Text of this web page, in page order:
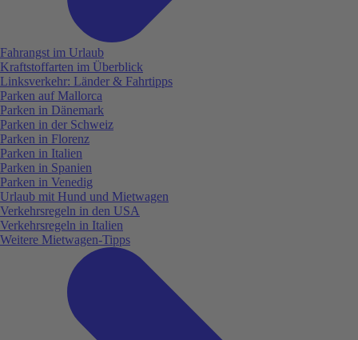
Fahrangst im Urlaub
Kraftstoffarten im Überblick
Linksverkehr: Länder & Fahrtipps
Parken auf Mallorca
Parken in Dänemark
Parken in der Schweiz
Parken in Florenz
Parken in Italien
Parken in Spanien
Parken in Venedig
Urlaub mit Hund und Mietwagen
Verkehrsregeln in den USA
Verkehrsregeln in Italien
Weitere Mietwagen-Tipps